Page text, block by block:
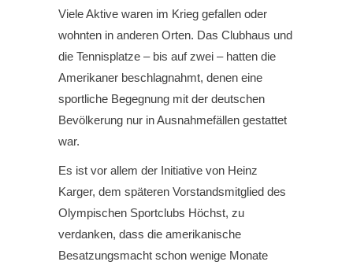
Viele Aktive waren im Krieg gefallen oder
wohnten in anderen Orten. Das Clubhaus und
die Tennisplatze – bis auf zwei – hatten die
Amerikaner beschlagnahmt, denen eine
sportliche Begegnung mit der deutschen
Bevölkerung nur in Ausnahmefällen gestattet
war.
Es ist vor allem der Initiative von Heinz
Karger, dem späteren Vorstandsmitglied des
Olympischen Sportclubs Höchst, zu
verdanken, dass die amerikanische
Besatzungsmacht schon wenige Monate